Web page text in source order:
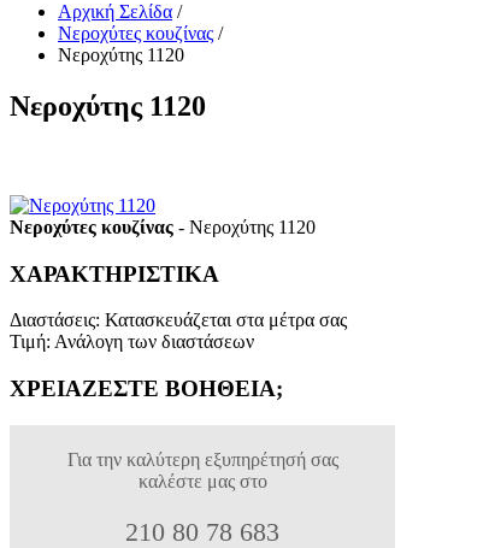
Αρχική Σελίδα /
Νεροχύτες κουζίνας /
Νεροχύτης 1120
Νεροχύτης 1120
Νεροχύτες κουζίνας - Νεροχύτης 1120
ΧΑΡΑΚΤΗΡΙΣΤΙΚΑ
Διαστάσεις: Κατασκευάζεται στα μέτρα σας
Τιμή: Ανάλογη των διαστάσεων
ΧΡΕΙΑΖΕΣΤΕ ΒΟΗΘΕΙΑ;
Για την καλύτερη εξυπηρέτησή σας
καλέστε μας στο
210 80 78 683